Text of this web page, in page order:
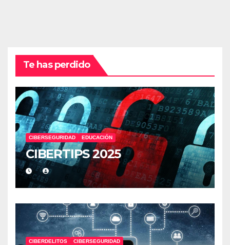
Te has perdido
CIBERSEGURIDAD EDUCACIÓN
CIBERTIPS 2025
CIBERDELITOS CIBERSEGURIDAD